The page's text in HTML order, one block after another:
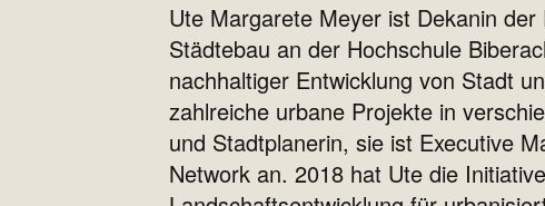
Ute Margarete Meyer ist Dekanin
Städtebau an der Hochschule
nachhaltiger Entwicklung von Stadt
zahlreiche urbane Projekte in
und Stadtplanerin, sie ist Executive
Network an. 2018 hat Ute die